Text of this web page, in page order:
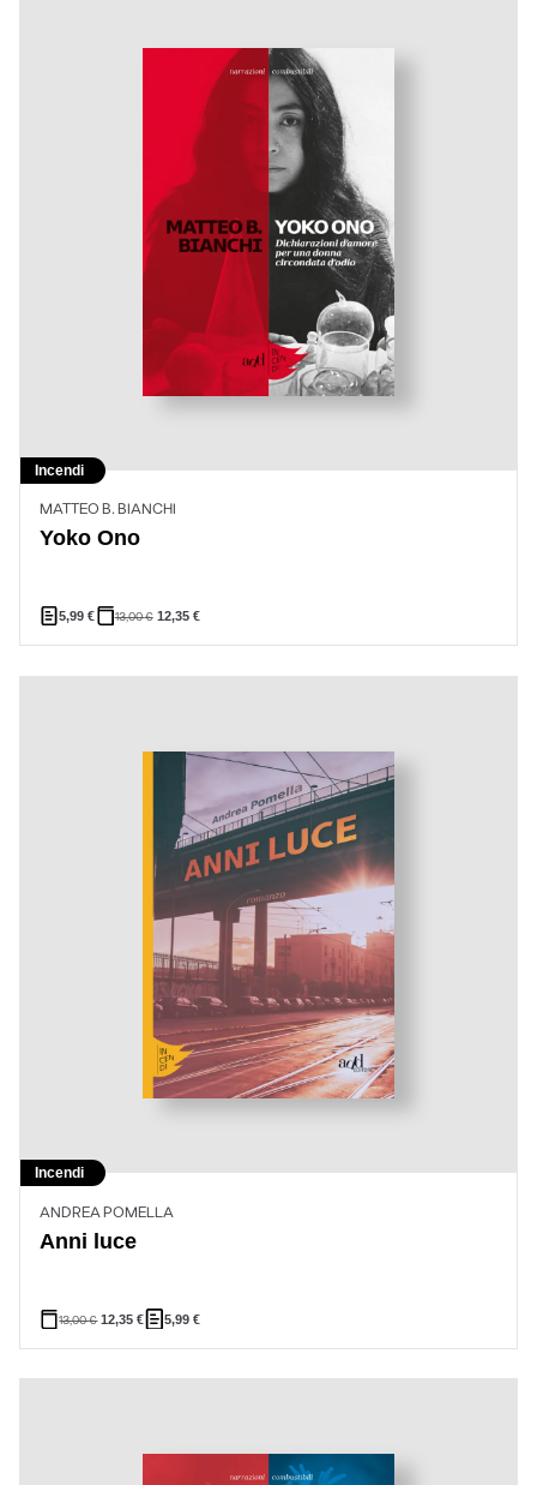
Incendi
MATTEO B. BIANCHI
Yoko Ono
5,99€ 13,00€ 12,35 €
Incendi
ANDREA POMELLA
Anni luce
13,00€ 12,35€ 5,99 €